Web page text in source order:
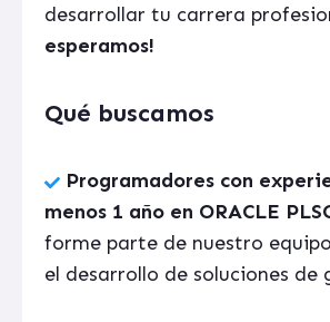
desarrollar tu carrera
esperamos!
Qué buscamos
Programadores con
menos 1 año en ORACLE
forme parte de nuestro
el desarrollo de soluciones de